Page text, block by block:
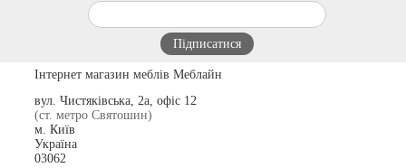
Інтернет магазин меблів Меблайн
вул. Чистяківська, 2а, офіс 12
(ст. метро Святошин)
м. Київ
Україна
03062